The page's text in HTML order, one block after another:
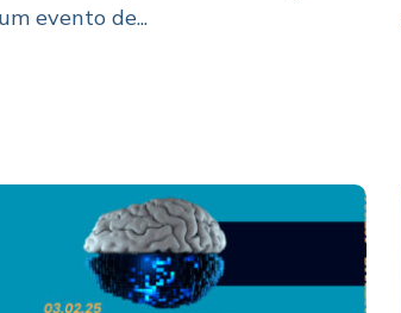
evento de...